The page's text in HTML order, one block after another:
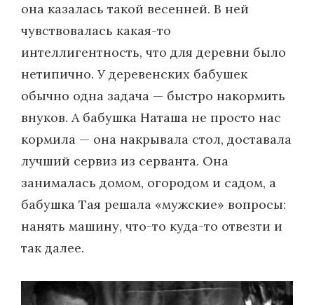
она казалась такой весенней. В ней
чувствовалась какая-то
интеллигентность, что для деревни было
нетипично. У деревенских бабушек
обычно одна задача — быстро накормить
внуков. А бабушка Наташа не просто нас
кормила — она накрывала стол, доставала
лучший сервиз из серванта. Она
занималась домом, огородом и садом, а
бабушка Тая решала «мужские» вопросы:
нанять машину, что-то куда-то отвезти и
так далее.